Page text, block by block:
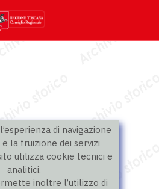
di navigazione
la fruizione dei servizi
utilizza cookie tecnici e
analitici.
inoltre l’utilizzo di